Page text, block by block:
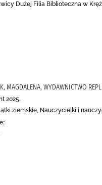
Dużej Filia Biblioteczna w
MAGDALENA, WYDAWNICTWO
2025.
ziemskie, Nauczycielki i